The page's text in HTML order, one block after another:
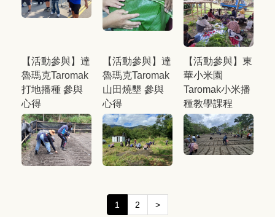
【活動參與】達
魯瑪克Taromak
打地播種 參與
心得
【活動參與】達
魯瑪克Taromak
山田燒墾 參與
心得
【活動參與】東
華小米園
Taromak小米播
種教學課程
1 2 >